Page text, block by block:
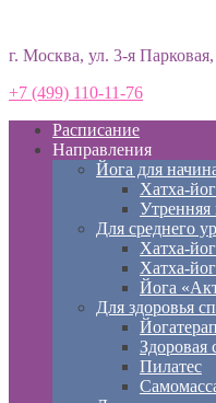
г. Москва, ул. 3-я
+7 (499) 110-11-76
Расписание
Направления
Йога для
Хатха-
Утренняя
Для среднего
Хатха-
Хатха-
Йога
Для здоровья
Здоровая
Пилатес